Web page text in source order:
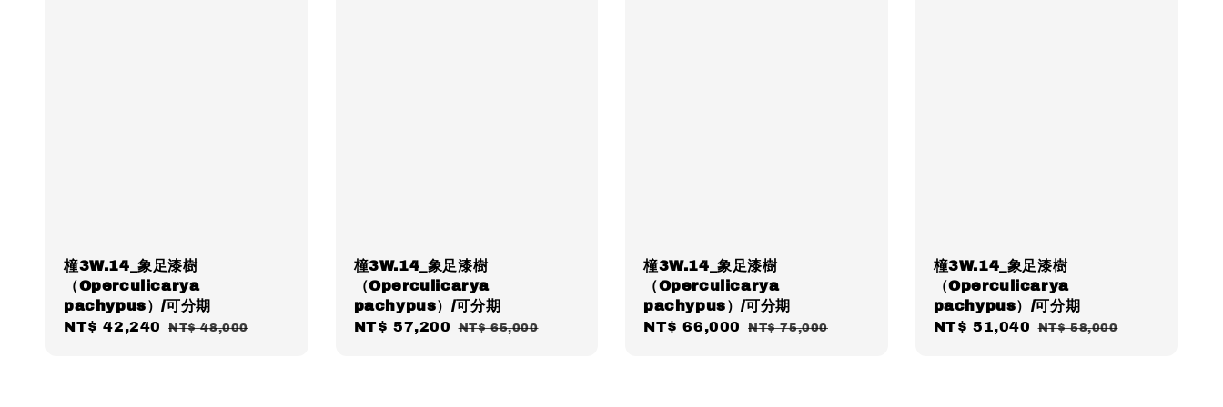
橦3W.14_象足漆樹
（Operculicarya
pachypus）/可分期
Sale
NT$ 42,240 Regular
NT$ 48,000
橦3W.14_象足漆樹
（Operculicarya
pachypus）/可分期
Sale
NT$ 57,200 Regular
NT$ 65,000
橦3W.14_象足漆樹
（Operculicarya
pachypus）/可分期
Sale
NT$ 66,000 Regular
NT$ 75,000
橦3W.14_象足漆樹
（Operculicarya
pachypus）/可分期
Sale
NT$ 51,040 Regular
NT$ 58,000